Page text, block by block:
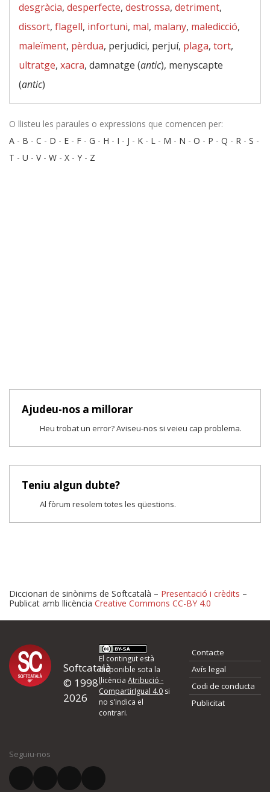
desgràcia, desperfecte, destrossa, detriment,
dissort, flagell, infortuni, mal, malany, maledicció,
maleïment, pèrdua, perjudici, perjuí, plaga, tort,
ultratge, xacra, damnatge (antic), menyscapte
(antic)
O llisteu les paraules o expressions que comencen per:
A - B - C - D - E - F - G - H - I - J - K - L - M - N - O - P - Q - R - S -
T - U - V- W - X - Y - Z
Ajudeu-nos a millorar
Heu trobat un error? Aviseu-nos si veieu cap problema.
Teniu algun dubte?
Al fòrum resolem totes les qüestions.
Proposeu-nos millores o
d'errors
Si heu trobat un error o voleu proposar alguna millora, ompliu els
quina és la millora que proposeu o l'error del qual voleu informar-
El vostre correu electrònic *
Diccionari de sinònims de Softcatalà – Presentació i crèdits –
Publicat amb llicència Creative Commons CC-BY 4.0
Softcatalà
© 1998-
2026
El contingut està
disponible sota la
llicènciaAtribució -
CompartirIgual 4.0 si
no s'indica el
contrari.
Contacte
Avís legal
Codi de conducta
Publicitat
Seguiu-nos